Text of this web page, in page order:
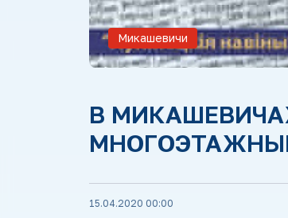
Микашевичи
В
15.04.2020 00:00